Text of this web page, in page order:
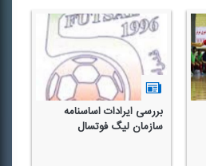
بررسی ایرادات اساسنامه
سازمان لیگ فوتسال